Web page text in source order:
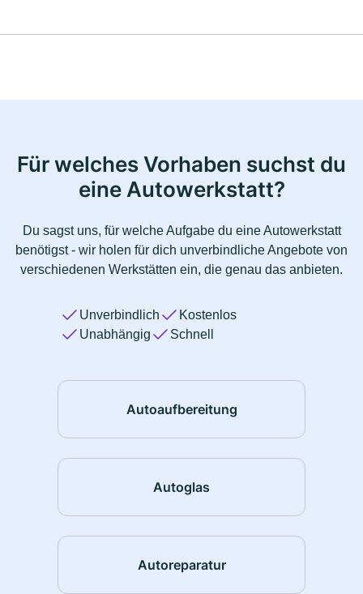
Für welches Vorhaben suchst du
eine Autowerkstatt?
Du sagst uns, für welche Aufgabe du eine Autowerkstatt
benötigst - wir holen für dich unverbindliche Angebote von
verschiedenen Werkstätten ein, die genau das anbieten.
Unverbindlich
Kostenlos
Unabhängig
Schnell
Autoaufbereitung
Autoglas
Autoreparatur